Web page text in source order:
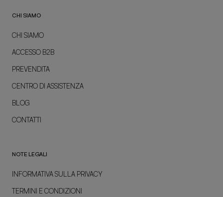
CHI SIAMO
CHI SIAMO
ACCESSO B2B
PREVENDITA
CENTRO DI ASSISTENZA
BLOG
CONTATTI
NOTE LEGALI
INFORMATIVA SULLA PRIVACY
TERMINI E CONDIZIONI